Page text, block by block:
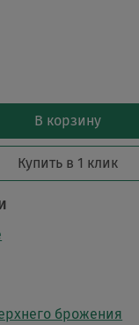
В корзину
Купить в 1 клик
брожения